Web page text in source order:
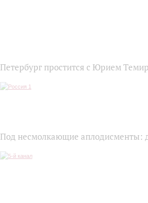
Петербург простится с Юрием
Под несмолкающие аплодисменты: